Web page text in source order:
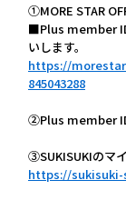
①MORE STAR
■Plus member
いします。
https://
845043288
②Plus member
③SUKISUKIのマ
https://